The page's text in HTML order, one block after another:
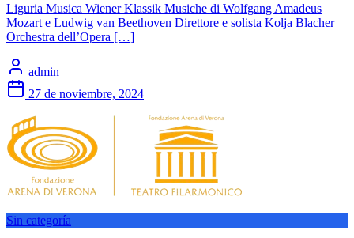
Liguria Musica Wiener Klassik Musiche di Wolfgang Amadeus
Mozart e Ludwig van Beethoven Direttore e solista Kolja Blacher
Orchestra dell’Opera […]
admin
27 de noviembre, 2024
Sin categoría